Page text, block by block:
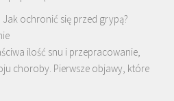
ochronić się przed grypą?
ilość snu i przepracowanie,
choroby. Pierwsze objawy, które